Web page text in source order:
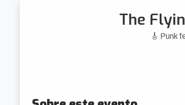
The
🎸 Punk